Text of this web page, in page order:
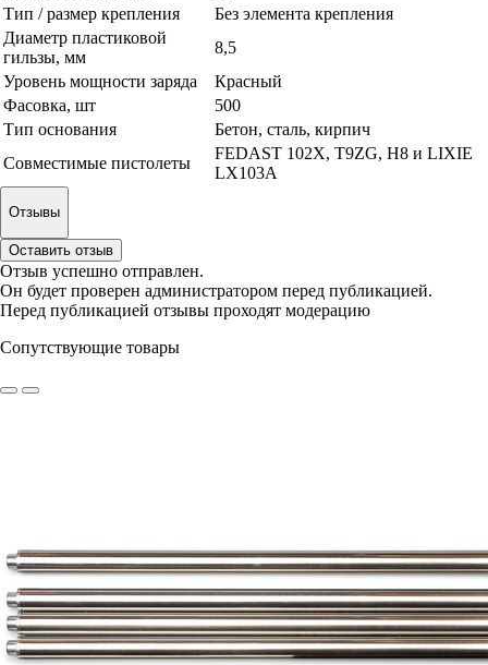
Тип / размер крепления
Без элемента крепления
Диаметр пластиковой
гильзы, мм
8,5
Уровень мощности заряда
Красный
Фасовка, шт
500
Тип основания
Бетон, сталь, кирпич
Совместимые пистолеты
FEDAST 102X, Т9ZG, H8 и LIXIE
LX103A
Отзывы
Оставить отзыв
Отзыв успешно отправлен.
Он будет проверен администратором перед публикацией.
Перед публикацией отзывы проходят модерацию
Сопутствующие товары